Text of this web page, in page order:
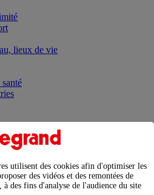
lieux de vie
le fonctionnement des appareils
son tableau électrique
Solutions : concentrer les
de vos performances
utilisent des cookies afin d'optimiser les
des vidéos et des remontées de
à des fins d'analyse de l'audience du site